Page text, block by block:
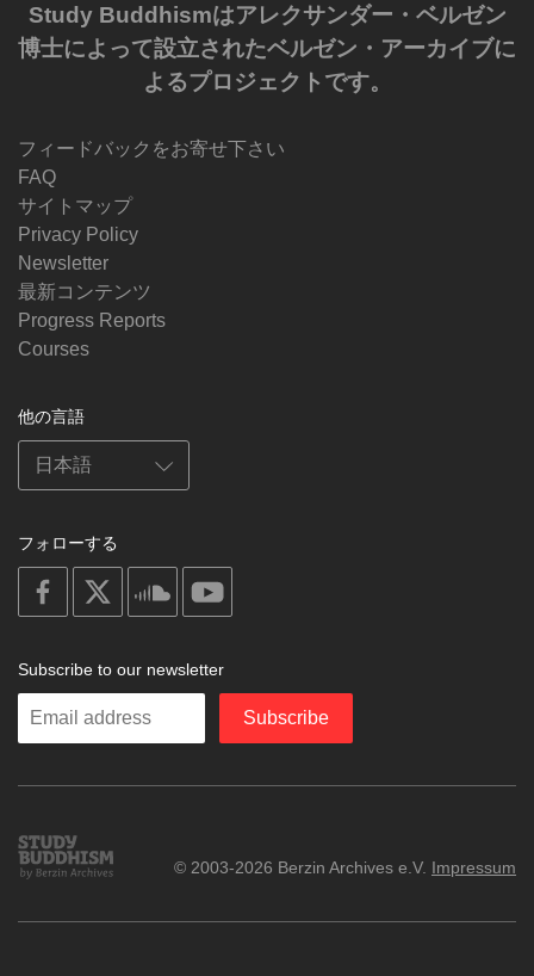
Study Buddhismはアレクサンダー・ベルゼン
博士によって設立されたベルゼン・アーカイブに
よるプロジェクトです。
フィードバックをお寄せ下さい
FAQ
サイトマップ
Privacy Policy
Newsletter
最新コンテンツ
Progress Reports
Courses
他の言語
フォローする
on
facebook
soundcloud
Subscribe to our newsletter
Enter
Subscribe
Study
Buddhism
© 2003-2026 Berzin Archives e.V. Impressum